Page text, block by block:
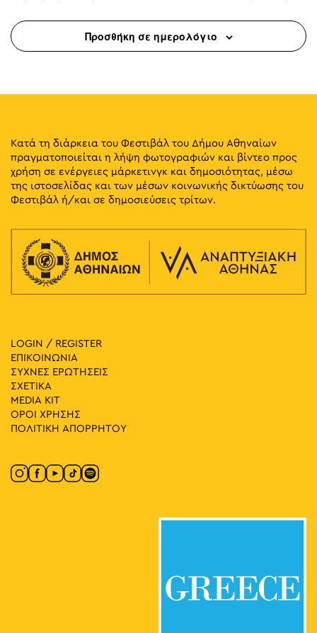
Προσθήκη σε ημερολόγιο
Κατά τη διάρκεια του Φεστιβάλ του Δήμου Αθηναίων
πραγματοποιείται η λήψη φωτογραφιών και βίντεο προς
χρήση σε ενέργειες μάρκετινγκ και δημοσιότητας, μέσω
της ιστοσελίδας και των μέσων κοινωνικής δικτύωσης του
Φεστιβάλ ή/και σε δημοσιεύσεις τρίτων.
LOGIN / REGISTER
ΕΠΙΚΟΙΝΩΝΙΑ
ΣΥΧΝΕΣ ΕΡΩΤΗΣΕΙΣ
ΣΧΕΤΙΚΑ
MEDIA ΚIT
ΟΡΟΙ ΧΡΗΣΗΣ
ΠΟΛΙΤΙΚΗ ΑΠΟΡΡΗΤΟΥ